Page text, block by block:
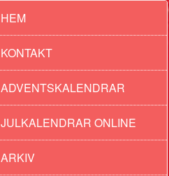
HEM
KONTAKT
ADVENTSKALENDRAR
JULKALENDRAR ONLINE
ARKIV